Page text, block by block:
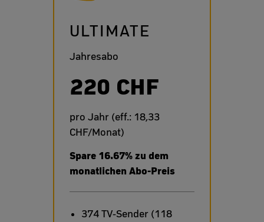
ULTIMATE
Jahresabo
220 CHF
pro Jahr (eff.: 18,33
CHF/Monat)
Spare 16.67% zu dem
monatlichen Abo-Preis
374 TV-Sender (118